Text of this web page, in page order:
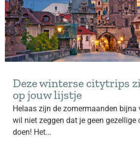
Deze winterse citytrips
op jouw lijstje
Helaas zijn de zomermaanden bijna
wil niet zeggen dat je geen gezellige
doen! Het...